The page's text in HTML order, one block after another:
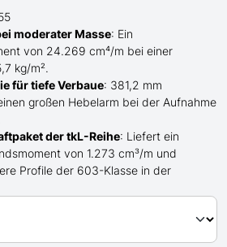
moderater Masse: Ein
von 24.269 cm⁴/m bei einer
kg/m².
für tiefe Verbaue: 381,2 mm
großen Hebelarm bei der Aufnahme
dertkL-Reihe: Liefert ein
von 1.273 cm³/m und
Profile der 603-Klasse in der